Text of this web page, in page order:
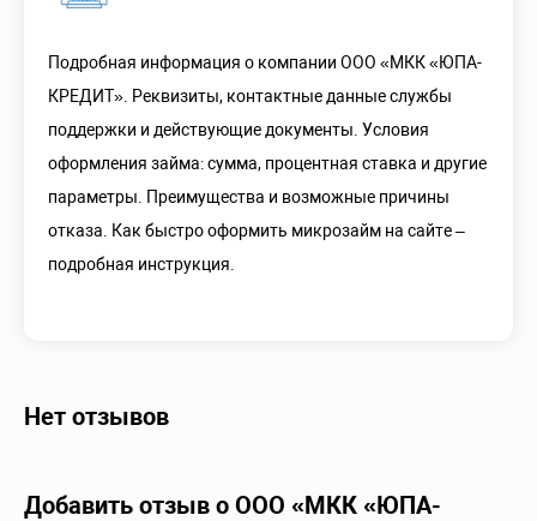
Подробная информация о компании ООО «МКК «ЮПА-
КРЕДИТ». Реквизиты, контактные данные службы
поддержки и действующие документы. Условия
оформления займа: сумма, процентная ставка и другие
параметры. Преимущества и возможные причины
отказа. Как быстро оформить микрозайм на сайте –
подробная инструкция.
Нет отзывов
Добавить отзыв о ООО «МКК «ЮПА-